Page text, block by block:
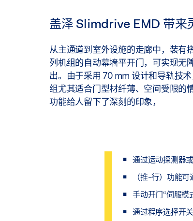
盖泽 Slimdrive EMD 带来
从主通道到室外设施的走廊中，装有
列机组的自动幕墙平开门，可实现无
出。由于采用 70 mm 设计和导轨技
组尤其适合门型材纤薄、空间受限的
功能给人留下了深刻的印象，
通过运动探测器
（推-行）功能
手动开门“伺服
通过程序选择开